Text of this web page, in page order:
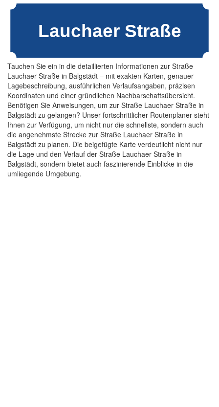
Tauchen Sie ein in die detaillierten Informationen zur Straße
Lauchaer Straße in Balgstädt – mit exakten Karten, genauer
Lagebeschreibung, ausführlichen Verlaufsangaben, präzisen
Koordinaten und einer gründlichen Nachbarschaftsübersicht.
Benötigen Sie Anweisungen, um zur Straße Lauchaer Straße in
Balgstädt zu gelangen? Unser fortschrittlicher Routenplaner steht
Ihnen zur Verfügung, um nicht nur die schnellste, sondern auch
die angenehmste Strecke zur Straße Lauchaer Straße in
Balgstädt zu planen. Die beigefügte Karte verdeutlicht nicht nur
die Lage und den Verlauf der Straße Lauchaer Straße in
Balgstädt, sondern bietet auch faszinierende Einblicke in die
umliegende Umgebung.